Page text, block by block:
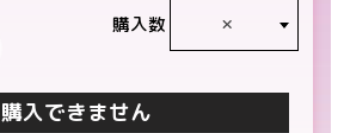
購入数 ×
カートに入れる